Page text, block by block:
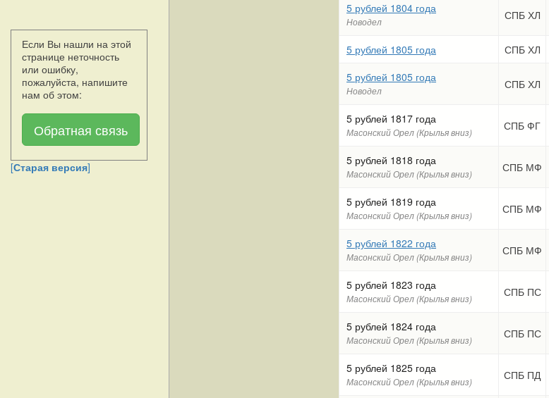
Если Вы нашли на этой
странице неточность
или ошибку,
пожалуйста, напишите
нам об этом:
Обратная связь
[Старая версия]
5 рублей 1804 года
Новодел СПБ ХЛ
5 рублей 1805 года СПБ ХЛ
5 рублей 1805 года
Новодел СПБ ХЛ
5 рублей 1817 года
Масонский Орел (Крылья вниз) СПБ ФГ
5 рублей 1818 года
Масонский Орел (Крылья вниз) СПБ МФ
5 рублей 1819 года
Масонский Орел (Крылья вниз) СПБ МФ
5 рублей 1822 года
Масонский Орел (Крылья вниз) СПБ МФ
5 рублей 1823 года
Масонский Орел (Крылья вниз) СПБ ПС
5 рублей 1824 года
Масонский Орел (Крылья вниз) СПБ ПС
5 рублей 1825 года
Масонский Орел (Крылья вниз) СПБ ПД